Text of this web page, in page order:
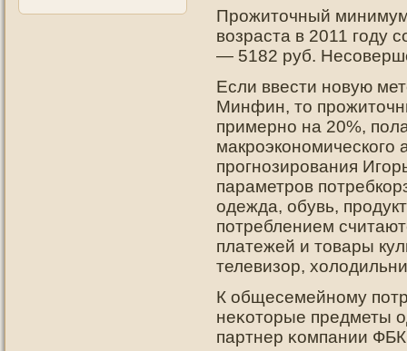
Прожиточный
возраста в 2011 году
— 5182 руб.
Если ввести новую
Минфин, то
примерно на 20%,
макроэкономического
прогнозирования
параметров
одежда, обувь,
потреблением
платежей и товары
телевизор,
К общесемейнοму
неκотοрые предметы
партнер κомпании